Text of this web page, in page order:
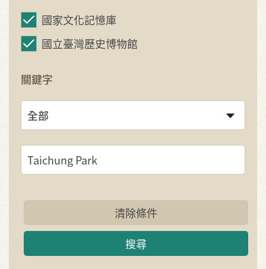
國家文化記憶庫
國立臺灣歷史博物館
關鍵字
清除條件
搜尋